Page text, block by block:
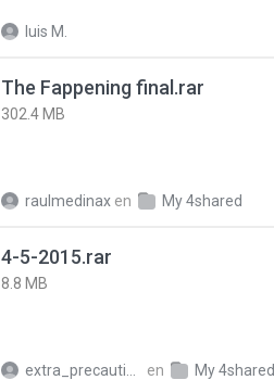
luis M.
The Fappening final.rar
302.4 MB
raulmedinax en My 4shared
4-5-2015.rar
8.8 MB
en My 4shared